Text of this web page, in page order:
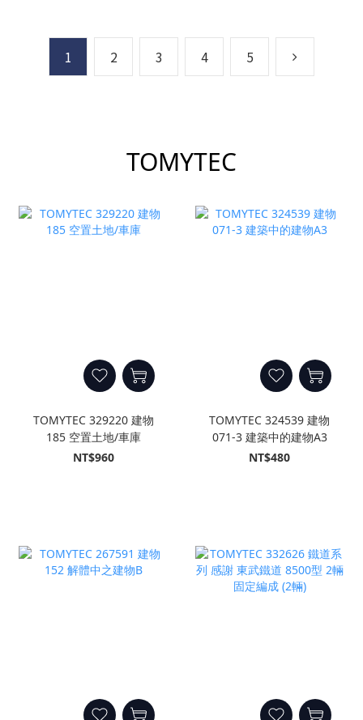
1 2 3 4 5
TOMYTEC
TOMYTEC 329220 建物
185 空置土地/車庫
NT$960
TOMYTEC 324539 建物
071-3 建築中的建物A3
NT$480